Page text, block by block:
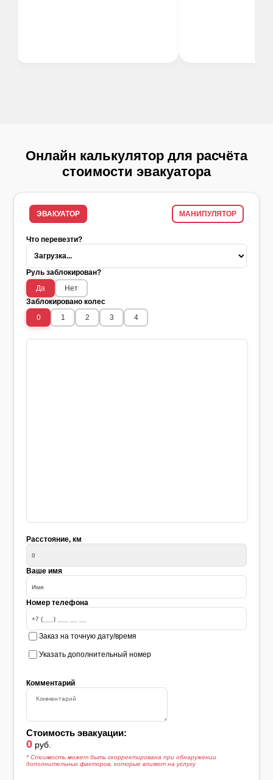
Онлайн калькулятор для расчёта
стоимости эвакуатора
ЭВАКУАТОР МАНИПУЛЯТОР
Что перевезти?
Руль заблокирован?
Да
Нет
Заблокировано колес
0
1 2 3 4
Расстояние, км
Ваше имя
Номер телефона
Заказ на точную дату/время
Указать дополнительный номер
Стоимость эвакуации:
0 руб.
* Стоимость может быть скорректирована при обнаружении
дополнительных факторов, которые влияют на услугу
Комментарий